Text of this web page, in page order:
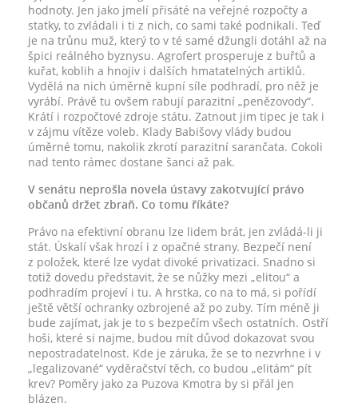
hodnoty. Jen jako jmelí přisáté na veřejné rozpočty a
statky, to zvládali i ti z nich, co sami také podnikali. Teď
je na trůnu muž, který to v té samé džungli dotáhl až na
špici reálného byznysu. Agrofert prosperuje z buřtů a
kuřat, koblih a hnojiv i dalších hmatatelných artiklů.
Vydělá na nich úměrně kupní síle podhradí, pro něž je
vyrábí. Právě tu ovšem rabují parazitní „penězovody“.
Krátí i rozpočtové zdroje státu. Zatnout jim tipec je tak i
v zájmu vítěze voleb. Klady Babišovy vlády budou
úměrné tomu, nakolik zkrotí parazitní sarančata. Cokoli
nad tento rámec dostane šanci až pak.
V senátu neprošla novela ústavy zakotvující právo
občanů držet zbraň. Co tomu říkáte?
Právo na efektivní obranu lze lidem brát, jen zvládá-li ji
stát. Úskalí však hrozí i z opačné strany. Bezpečí není
z položek, které lze vydat divoké privatizaci. Snadno si
totiž dovedu představit, že se nůžky mezi „elitou“ a
podhradím projeví i tu. A hrstka, co na to má, si pořídí
ještě větší ochranky ozbrojené až po zuby. Tím méně ji
bude zajímat, jak je to s bezpečím všech ostatních. Ostří
hoši, které si najme, budou mít důvod dokazovat svou
nepostradatelnost. Kde je záruka, že se to nezvrhne i v
„legalizované“ vyděračství těch, co budou „elitám“ pít
krev? Poměry jako za Puzova Kmotra by si přál jen
blázen.